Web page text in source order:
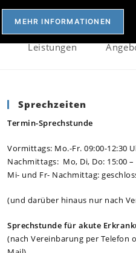
Leistungen
Sprechzeiten
Termin-Sprechstunde
Vormittags: Mo.-Fr. 09:00-12:30
Nachmittags: Mo, Di, Do: 15:00 –
Mi- und Fr- Nachmittag:
(und darüber hinaus nur nach
Sprechstunde für akute
(nach Vereinbarung per Telefon
MEHR INFORMATIONEN